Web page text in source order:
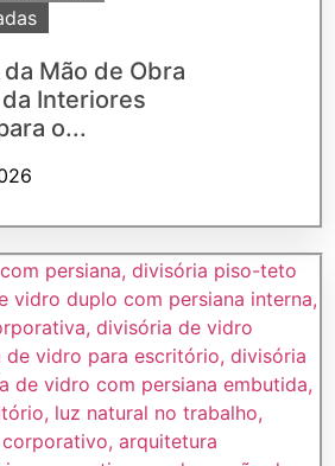
Mão de Obra
Interiores
o...